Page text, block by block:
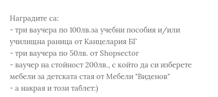
Наградите са:
- три ваучера по 100лв.за учебни пособия и/или
училищна раница от Канцелария БГ
- три ваучера по 50лв. от Shopsector
- ваучер на стойност 200лв., с който да си изберете
мебели за детската стая от Мебели "Виденов"
- а накрая и този таблет:)